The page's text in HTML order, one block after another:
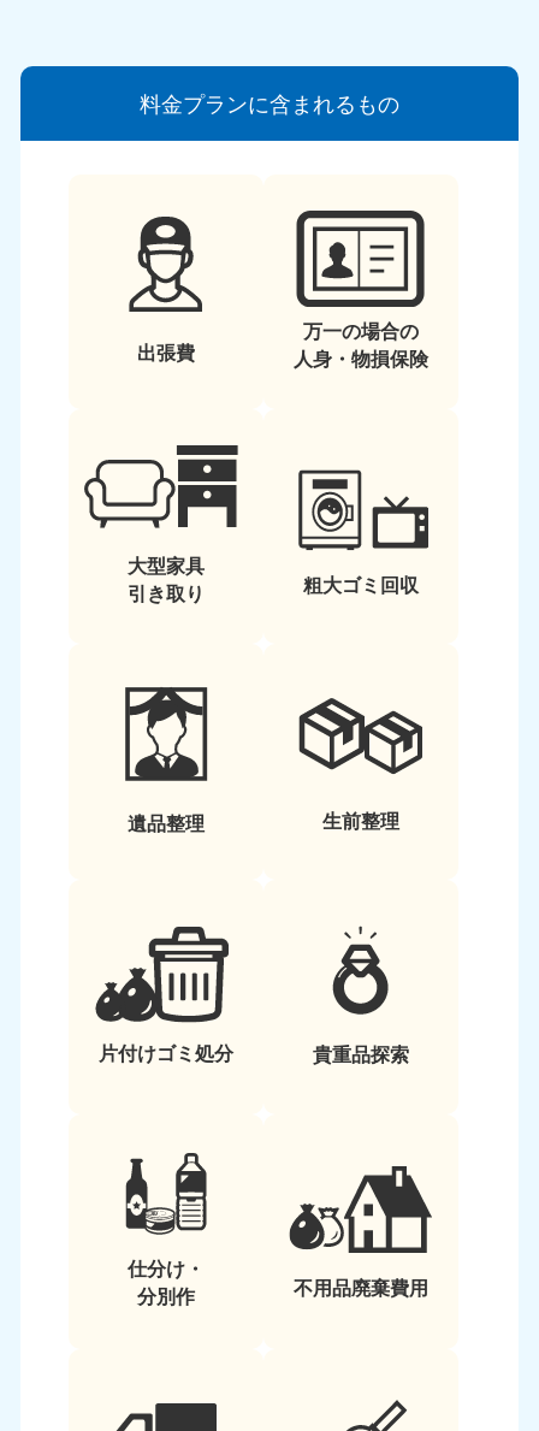
料金プランに含まれるもの
出張費
万一の場合の
人身・物損保険
大型家具
引き取り
粗大ゴミ回収
遺品整理 生前整理
片付けゴミ処分 貴重品探索
仕分け・
分別作
不用品廃棄費用